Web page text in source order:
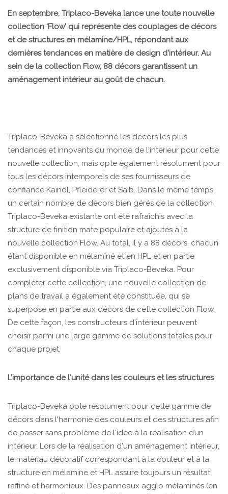
En septembre, Triplaco-Beveka lance une toute nouvelle
collection ‘Flow’ qui représente des couplages de décors
et de structures en mélamine/HPL, répondant aux
dernières tendances en matière de design d'intérieur. Au
sein de la collection Flow, 88 décors garantissent un
aménagement intérieur au goût de chacun.
Triplaco-Beveka a sélectionné les décors les plus
tendances et innovants du monde de l'intérieur pour cette
nouvelle collection, mais opte également résolument pour
tous les décors intemporels de ses fournisseurs de
confiance Kaindl, Pfleiderer et Saib. Dans le même temps,
un certain nombre de décors bien gérés de la collection
Triplaco-Beveka existante ont été rafraîchis avec la
structure de finition mate populaire et ajoutés à la
nouvelle collection Flow. Au total, il y a 88 décors, chacun
étant disponible en mélaminé et en HPL et en partie
exclusivement disponible via Triplaco-Beveka. Pour
compléter cette collection, une nouvelle collection de
plans de travail a également été constituée, qui se
superpose en partie aux décors de cette collection Flow.
De cette façon, les constructeurs d'intérieur peuvent
choisir parmi une large gamme de solutions totales pour
chaque projet.
L’importance de l'unité dans les couleurs et les structures
Triplaco-Beveka opte résolument pour cette gamme de
décors dans l'harmonie des couleurs et des structures afin
de passer sans problème de l'idée à la réalisation d’un
intérieur. Lors de la réalisation d'un aménagement intérieur,
le matériau décoratif correspondant à la couleur et à la
structure en mélamine et HPL assure toujours un résultat
raffiné et harmonieux. Des panneaux agglo mélaminés (en